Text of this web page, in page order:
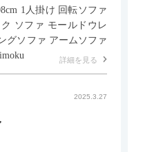
1人掛け 回転ソファ
ソファ モールドウレ
グソファ アームソファ
詳細を見る
2025.3.27